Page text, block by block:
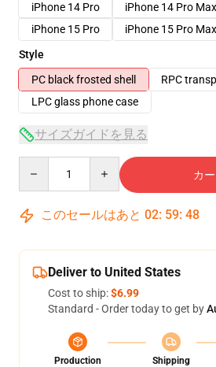
iPhone 14 Pro
iPhone 14 Pro Max
iPhone 15 Pro
iPhone 15 Pro Max
Style
PC black frosted shell
RPC
LPC glass phone case
サイズガイドを見る
カ
このセールはあと 02: 59: 48
Deliver to United States
Cost to ship:$6.99
Standard - Order today to get by
Production
Shipping